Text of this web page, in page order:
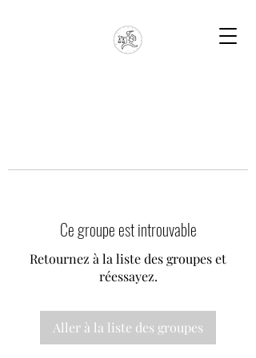
Ce groupe est introuvable
Retournez à la liste des groupes et
réessayez.
Aller à la liste des groupes